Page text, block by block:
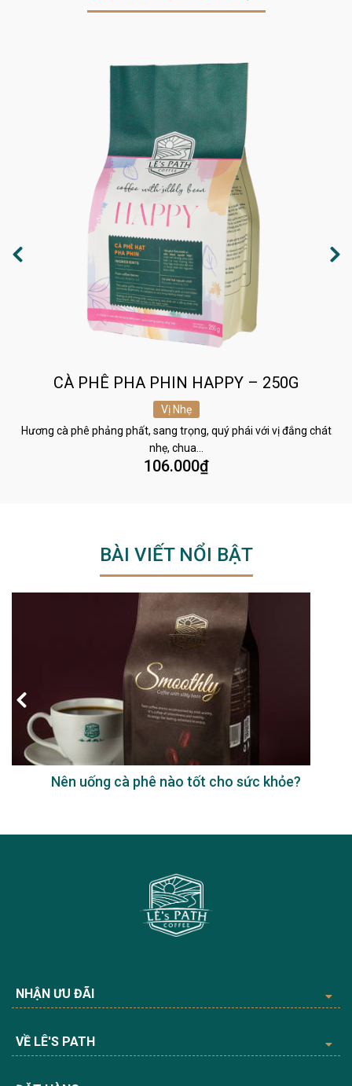
CÀ PHÊ PHA PHIN HAPPY – 250G
Vị Nhẹ
Hương cà phê phảng phất, sang trọng, quý phái với vị đắng chát
nhẹ, chua…
106.000₫
BÀI VIẾT NỔI BẬT
Nên uống cà phê nào tốt cho sức khỏe?
NHẬN ƯU ĐÃI
VỀ LÊ'S PATH